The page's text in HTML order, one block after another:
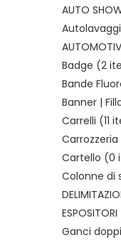
AUTO
Badge (2
Bande
Banner |
Carrelli (11
Carrozzeria
Cartello (0
Colonne di
ESPOSITORI
Ganci doppi